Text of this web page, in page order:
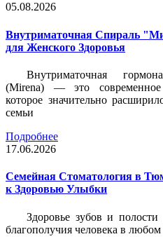
05.08.2026
Внутриматочная Спираль
для Женского Здоровья
Внутриматочная
(Mirena) — это современное
которое значительно
семьи
Подробнее
17.06.2026
Семейная Стоматология в
к Здоровью Улыбки
Здоровье зубов и
благополучия человека в любом